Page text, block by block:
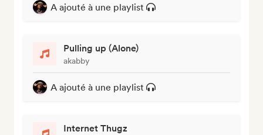
A ajouté à une playlist
Pulling up (Alone)
akabby
A ajouté à une playlist
Internet Thugz